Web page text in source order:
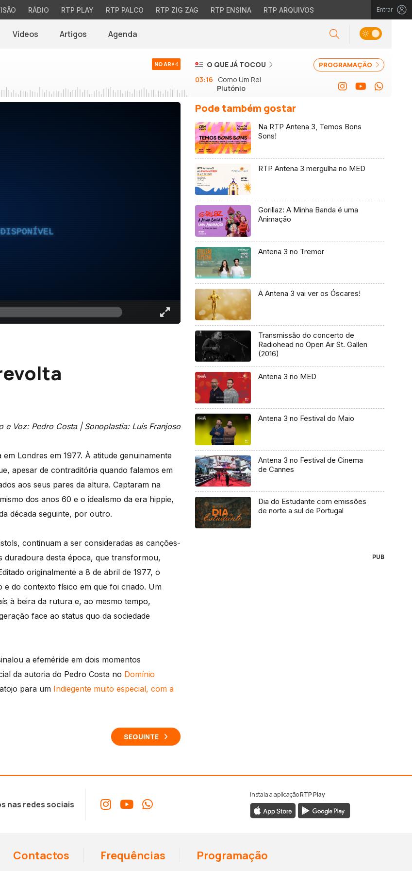
RÁDIO RTP PLAY RTP PALCO RTP ZIG ZAG RTP ENSINA RTP ARQUIVOS Entrar
Vídeos Artigos Agenda
NO AR PROGRAMAÇÃO
O QUE JÁ TOCOU
03:16
Como Um Rei
Plutónio
e Voz: Pedro Costa | Sonoplastia: Luís Franjoso
Londres em 1977. À atitude genuinamente
apesar de contraditória quando falamos em
aos seus pares da altura. Captaram na
dos anos 60 e o idealismo da era hippie,
década seguinte, por outro.
continuam a ser consideradas as canções-
duradoura desta época, que transformou,
originalmente a 8 de abril de 1977, o
e do contexto físico em que foi criado. Um
à beira da rutura e, ao mesmo tempo,
face ao status quo da sociedade
a efeméride em dois momentos
da autoria do Pedro Costa no Domínio
para um Indiegente muito especial, com a
SEGUINTE
Pode também gostar
Na RTP Antena 3, Temos Bons
Sons!
RTP Antena 3 mergulha no MED
Gorillaz: A Minha Banda é uma
Animação
Antena 3 no Tremor
A Antena 3 vai ver os Óscares!
Transmissão do concerto de
Radiohead no Open Air St. Gallen
(2016)
Antena 3 no MED
Antena 3 no Festival do Maio
Antena 3 no Festival de Cinema
de Cannes
Dia do Estudante com emissões
de norte a sul de Portugal
PUB
nas redes sociais
Instala a aplicaçãoRTP Play
Contactos Frequências Programação